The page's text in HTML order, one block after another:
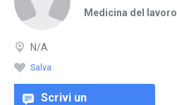
Medicina del lavoro
N/A
Salva
Scrivi un